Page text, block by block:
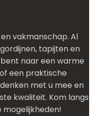
vakmanschap. Al
tapijten en
naar een warme
een praktische
met u mee en
kwaliteit. Kom langs
mogelijkheden!